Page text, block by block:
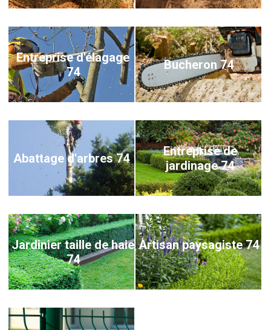
Entreprise d'élagage
74
Bucheron 74
Abattage d'arbres 74
Entreprise de
jardinage 74
Jardinier taille de haie
74
Artisan paysagiste 74